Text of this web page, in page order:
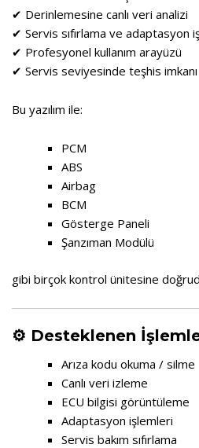
✔ Derinlemesine canlı veri analizi
✔ Servis sıfırlama ve adaptasyon
✔ Profesyonel kullanım arayüzü
✔ Servis seviyesinde teşhis imkanı
Bu yazılım ile:
PCM
ABS
Airbag
BCM
Gösterge Paneli
Şanzıman Modülü
gibi birçok kontrol ünitesine
⚙️ Desteklenen
Arıza kodu okuma / silme
Canlı veri izleme
ECU bilgisi görüntüleme
Adaptasyon işlemleri
Servis bakım sıfırlama